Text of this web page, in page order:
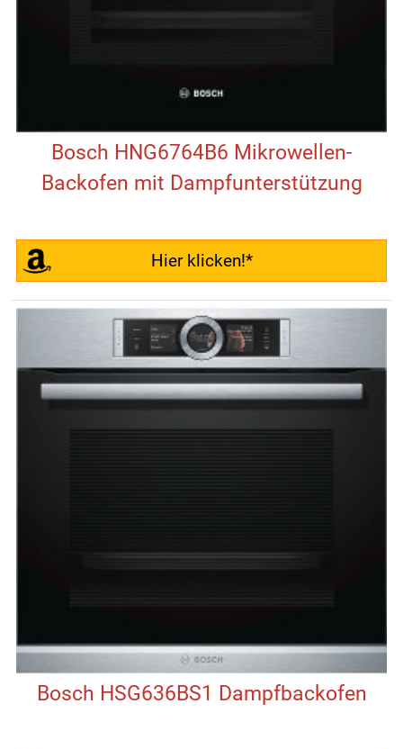
Bosch HNG6764B6 Mikrowellen-
Backofen mit Dampfunterstützung
Hier klicken!*
Bosch HSG636BS1 Dampfbackofen